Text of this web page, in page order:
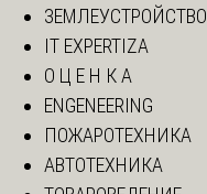
ЗЕМЛЕУСТРОЙСТВО
IT EXPERTIZA
О Ц Е Н К А
ENGENEERING
ПОЖАРОТЕХНИКА
АВТОТЕХНИКА